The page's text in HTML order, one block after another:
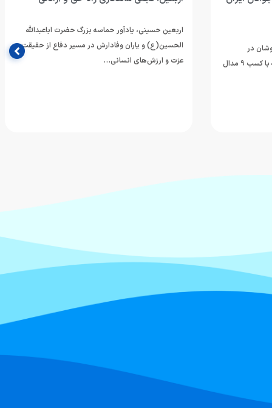
در
مسابقات رده‌های سنی قهرمانی آسیا که با کسب ۹ مدال
اربعین حسینی، یادآور حماسه بزرگ حضرت اباعبدالله
الحسین(ع) و یاران وفادارش در مسیر دفاع از حقیقت،
عزت و ارزش‌های انسانی…